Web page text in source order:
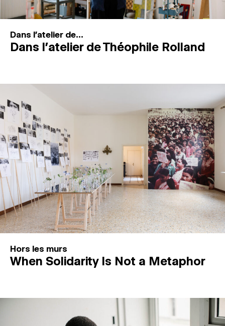
Dans l'atelier de...
Dans l’atelier de Théophile Rolland
Hors les murs
When Solidarity Is Not a Metaphor